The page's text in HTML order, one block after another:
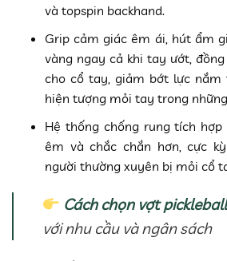
và topspin backhand.
Grip cảm giác êm ái, hút ẩm
vàng ngay cả khi tay ướt,
cho cổ tay, giảm bớt lực
hiện tượng mỏi tay trong
Hệ thống chống rung tích
êm và chắc chắn hơn, cực
người thường xuyên bị mỏi cổ
Cách chọn vợt
với nhu cầu và ngân sách